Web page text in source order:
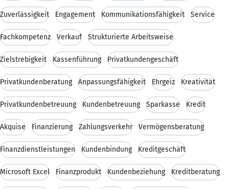
Zuverlässigkeit Engagement Kommunikationsfähigkeit Service
Fachkompetenz Verkauf Strukturierte Arbeitsweise
Zielstrebigkeit Kassenführung Privatkundengeschäft
Privatkundenberatung Anpassungsfähigkeit Ehrgeiz Kreativität
Privatkundenbetreuung Kundenbetreuung Sparkasse Kredit
Akquise Finanzierung Zahlungsverkehr Vermögensberatung
Finanzdienstleistungen Kundenbindung Kreditgeschäft
Microsoft Excel Finanzprodukt Kundenbeziehung Kreditberatung